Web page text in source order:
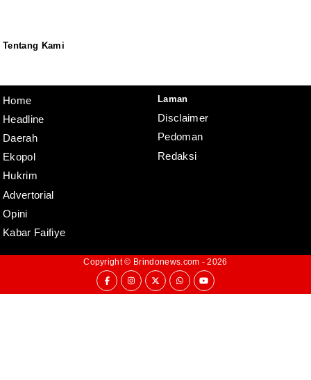
Tentang Kami
Home
Headline
Daerah
Ekopol
Hukrim
Advertorial
Opini
Kabar Faifiye
Laman
Disclaimer
Pedoman
Redaksi
Copyright © Brindonews.com - 2026